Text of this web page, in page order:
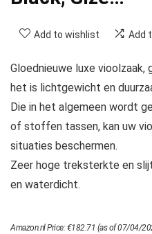
Add to wishlist Add
Gloednieuwe luxe vioolzaak,
het is lichtgewicht en
Die in het algemeen wordt
of stoffen tassen, kan uw
situaties beschermen.
Zeer hoge treksterkte en
en waterdicht.
Amazon.nl Price:€182.71 (as of 07/04/